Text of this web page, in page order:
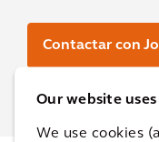
Our website
We use cookies
Contactar con